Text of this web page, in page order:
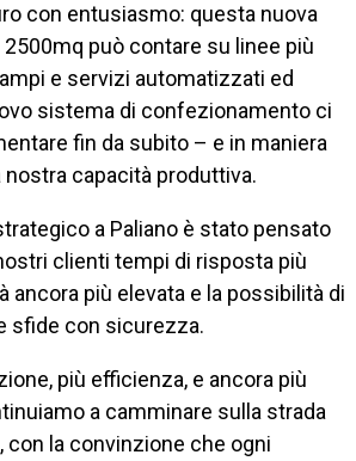
con entusiasmo: questa nuova
può contare su linee più
e servizi automatizzati ed
sistema di confezionamento ci
fin da subito – e in maniera
capacità produttiva.
a Paliano è stato pensato
clienti tempi di risposta più
ancora più elevata e la possibilità di
sfide con sicurezza.
più efficienza, e ancora più
a camminare sulla strada
con la convinzione che ogni